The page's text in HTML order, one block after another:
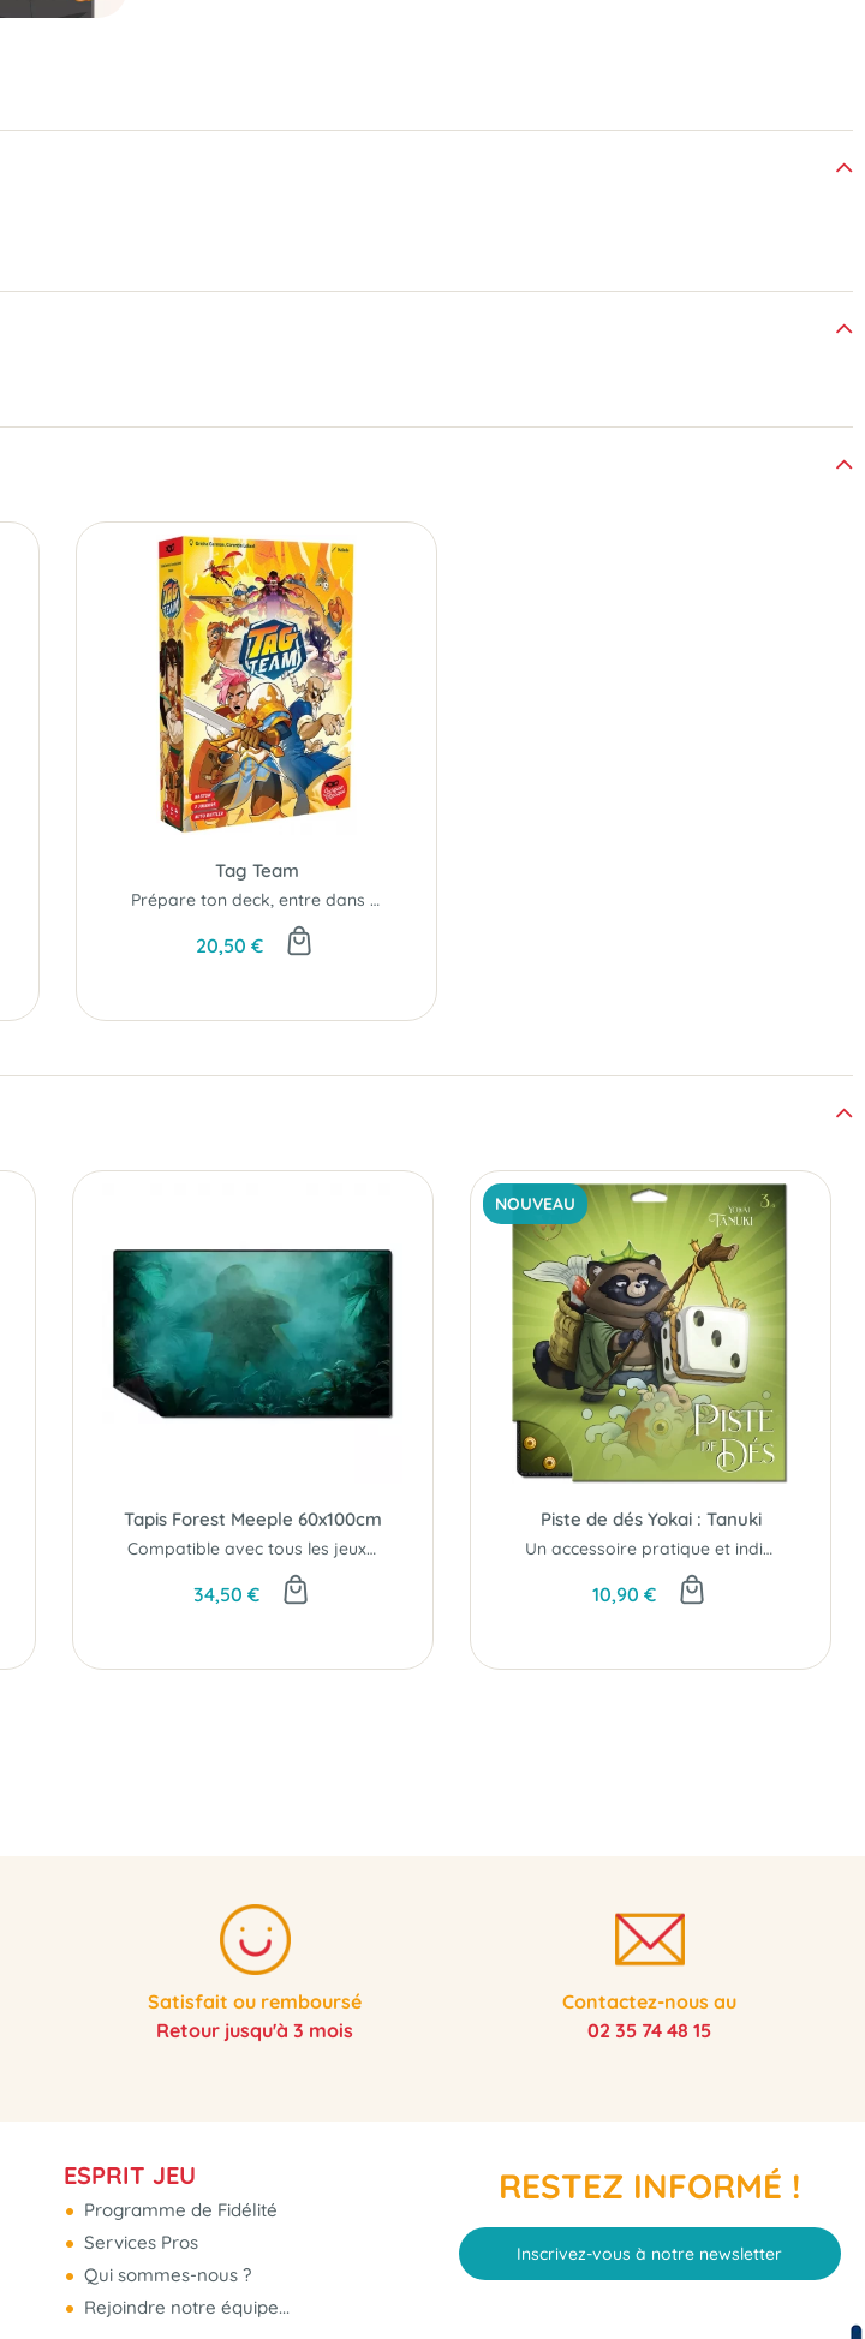
Tag Team
Prépare ton deck, entre dans l’arène !
20,50 €
Tapis Forest Meeple 60x100cm
Compatible avec tous les jeux de plateau et de cartes
34,50 €
NOUVEAU
Piste de dés Yokai : Tanuki
Un accessoire pratique et indispensable au design enchanteur !
10,90 €
Satisfait ou remboursé
Retour jusqu'à 3 mois
Contactez-nous au
02 35 74 48 15
ESPRIT JEU
Programme de Fidélité
Services Pros
Qui sommes-nous ?
Rejoindre notre équipe...
RESTEZ INFORMÉ !
Inscrivez-vous à notre newsletter